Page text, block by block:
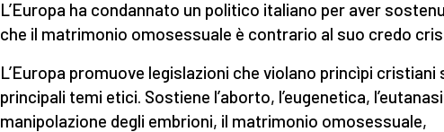
L’Europa ha condannato un politico italiano per aver
che il matrimonio omosessuale è contrario al suo credo
L’Europa promuove legislazioni che violano princìpi cristiani
principali temi etici. Sostiene l’aborto, l’eugenetica,
manipolazione degli embrioni, il matrimonio omosessuale,